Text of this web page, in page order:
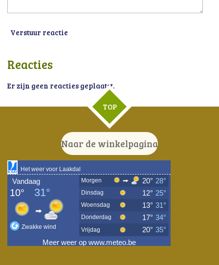
Verstuur reactie
Reacties
Er zijn geen reacties geplaatst.
TOP
Naar de winkelpagina